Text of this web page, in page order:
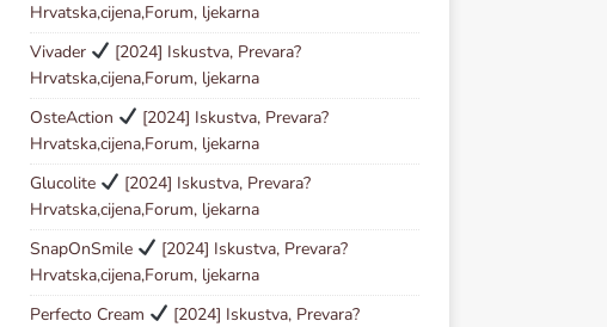
Hrvatska,cijena,Forum, ljekarna
Vivader
[2024] Iskustva, Prevara?
Hrvatska,cijena,Forum, ljekarna
OsteAction
[2024] Iskustva, Prevara?
Hrvatska,cijena,Forum, ljekarna
Glucolite
[2024] Iskustva, Prevara?
Hrvatska,cijena,Forum, ljekarna
SnapOnSmile
[2024] Iskustva, Prevara?
Hrvatska,cijena,Forum, ljekarna
Perfecto Cream
[2024] Iskustva, Prevara?